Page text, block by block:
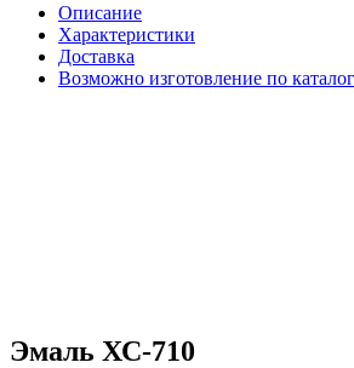
Описание
Характеристики
Доставка
Возможно изготовление по
Эмаль ХС-710